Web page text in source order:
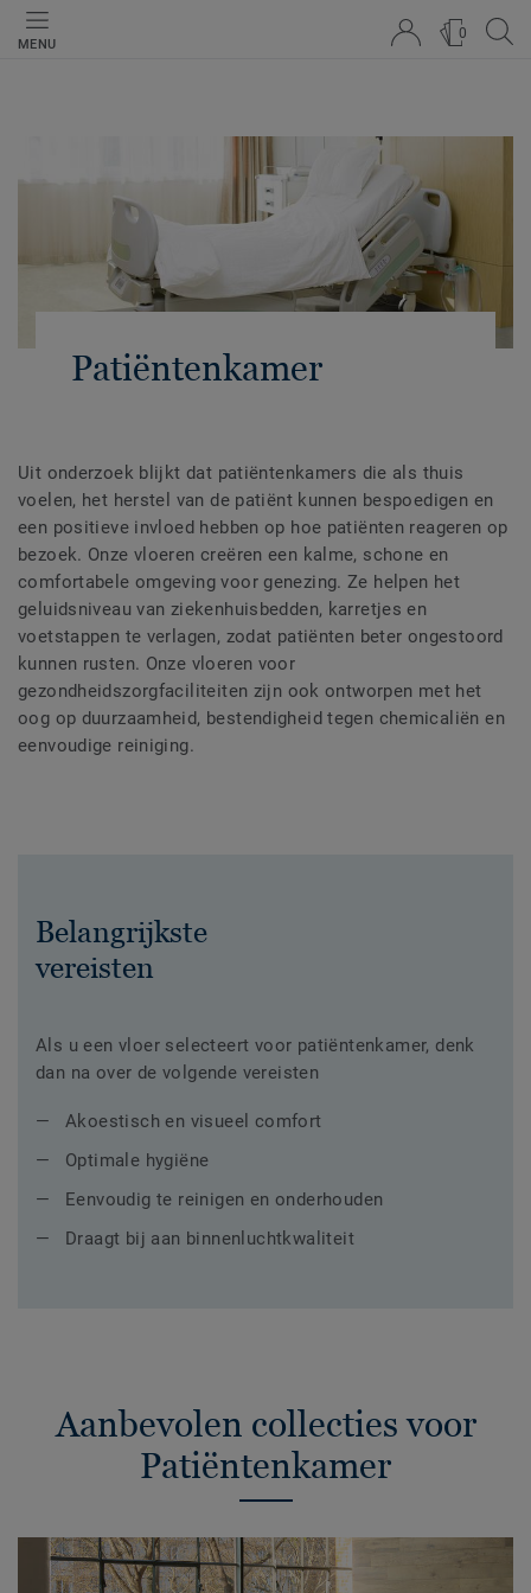
MENU
0
Patiëntenkamer
Uit onderzoek blijkt dat patiëntenkamers die als thuis
voelen, het herstel van de patiënt kunnen bespoedigen en
een positieve invloed hebben op hoe patiënten reageren op
bezoek. Onze vloeren creëren een kalme, schone en
comfortabele omgeving voor genezing. Ze helpen het
geluidsniveau van ziekenhuisbedden, karretjes en
voetstappen te verlagen, zodat patiënten beter ongestoord
kunnen rusten. Onze vloeren voor
gezondheidszorgfaciliteiten zijn ook ontworpen met het
oog op duurzaamheid, bestendigheid tegen chemicaliën en
eenvoudige reiniging.
Belangrijkste
vereisten
Als u een vloer selecteert voor patiëntenkamer, denk
dan na over de volgende vereisten
Akoestisch en visueel comfort
Optimale hygiëne
Eenvoudig te reinigen en onderhouden
Draagt bij aan binnenluchtkwaliteit
Aanbevolen collecties voor
Patiëntenkamer